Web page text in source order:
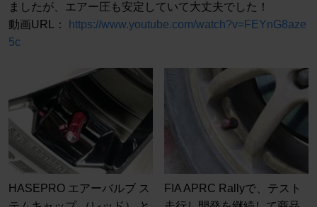
ましたが、エアー圧も安定していて大丈夫でした！
動画URL：
https://www.youtube.com/watch?v=FEYnG8aze
5c
HASEPRO エアーバルブ ス
FIA APRC Rallyで、テスト